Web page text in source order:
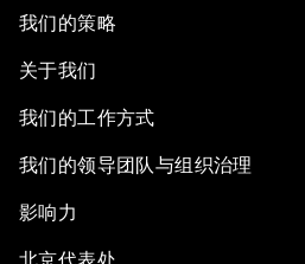
我们的策略
关于我们
我们的工作方式
我们的领导团队与组织治理
影响力